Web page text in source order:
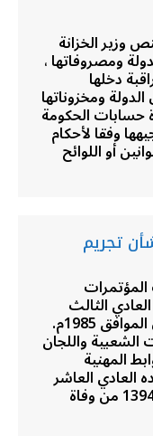
الخزانةمــادة (1)يختص وزير الخزانة
ومصروفاتها ،
دخلها
ومخزوناتها
حسابات الحكومة
وفقا لأحكام
أو اللوائح
لسنة 1985م بشأن تجريم
المؤتمرات
الثالث
لسنة 1393- 1394 من وفاة الرسول الموافق 1985م.
الشعبية واللجان
المهنية
العادي العاشر
في الفترة من 5 إلى 9 جمادي الآخر 1394 من وفاة